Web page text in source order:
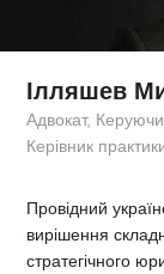
Ілляшев
Адвокат,
Керівник
Провідний
вирішення
стратегічного